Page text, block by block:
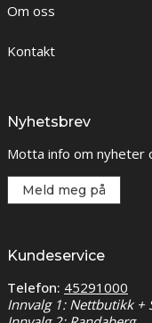
Om oss
Kontakt
Nyhetsbrev
Motta info om nyheter
Meld meg på
Kundeservice
Telefon: 45291000
Innvalg 1: Nettbutikk +